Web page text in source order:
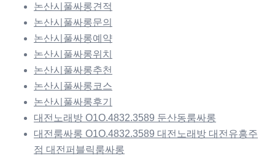
논산시풀싸롱견적
논산시풀싸롱문의
논산시풀싸롱예약
논산시풀싸롱위치
논산시풀싸롱추천
논산시풀싸롱코스
논산시풀싸롱후기
대전노래방 O1O.4832.3589 둔산동룸싸롱
대전룸싸롱 O1O.4832.3589 대전노래방 대전유흥주
점 대전퍼블릭룸싸롱